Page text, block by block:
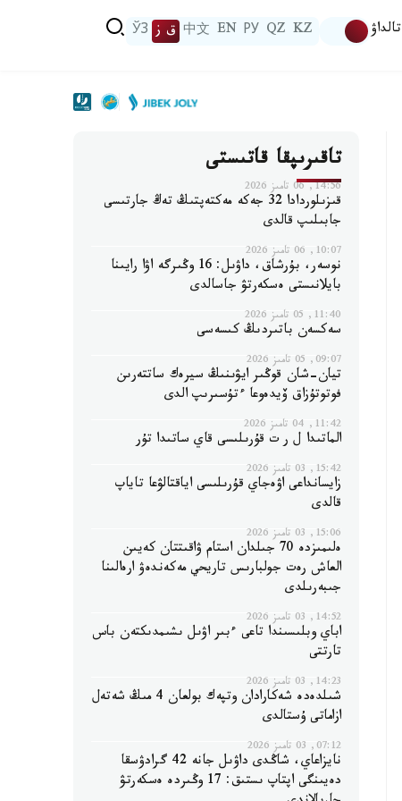
تالداۋ KZ
QZ
РУ
EN
中文 ق ز ЎЗ
تاقىرىپقا قاتىستى
14:56, 06 تامىز 2026
قىزىلوردادا 32 جەكە مەكتەپتىڭ تەڭ جارتىسى
جابىلىپ قالدى
10:07, 06 تامىز 2026
نوسەر، بۇرشاق، داۋىل: 16 وڭىرگە اۋا رايىنا
بايلانىستى ەسكەرتۋ جاسالدى
11:40, 05 تامىز 2026
سەكسەن باتىردىڭ كىسەسى
09:07, 05 تامىز 2026
تيان-شان قوڭىر ايۋىنىڭ سيرەك ساتتەرىن
فوتوتۇزاق ۆيدەوعا ءتۇسىرىپ الدى
11:42, 04 تامىز 2026
الماتىدا ل ر ت قۇرىلىسى قاي ساتىدا تۇر
15:42, 03 تامىز 2026
زايسانداعى اۋەجاي قۇرىلىسى اياقتالۋعا تاياپ
قالدى
15:06, 03 تامىز 2026
ەلىمىزدە 70 جىلدان استام ۋاقىتتان كەيىن
العاش رەت جولبارىس تاريحي مەكەندەۋ ارەالىنا
جىبەرىلدى
14:52, 03 تامىز 2026
اباي وبلىسىندا تاعى ءبىر اۋىل ىشىمدىكتەن باس
تارتتى
14:23, 03 تامىز 2026
شىلدەدە شەكارادان وتپەك بولعان 4 مىڭ شەتەل
ازاماتى ۇستالدى
07:12, 03 تامىز 2026
نايزاعاي، شاڭدى داۋىل جانە 42 گرادۋسقا
دەيىنگى اپتاپ ىستىق: 17 وڭىردە ەسكەرتۋ